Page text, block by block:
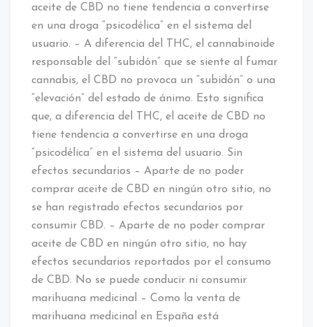
aceite de CBD no tiene tendencia a convertirse
en una droga “psicodélica” en el sistema del
usuario. – A diferencia del THC, el cannabinoide
responsable del “subidón” que se siente al fumar
cannabis, el CBD no provoca un “subidón” o una
“elevación” del estado de ánimo. Esto significa
que, a diferencia del THC, el aceite de CBD no
tiene tendencia a convertirse en una droga
“psicodélica” en el sistema del usuario. Sin
efectos secundarios – Aparte de no poder
comprar aceite de CBD en ningún otro sitio, no
se han registrado efectos secundarios por
consumir CBD. – Aparte de no poder comprar
aceite de CBD en ningún otro sitio, no hay
efectos secundarios reportados por el consumo
de CBD. No se puede conducir ni consumir
marihuana medicinal – Como la venta de
marihuana medicinal en España está